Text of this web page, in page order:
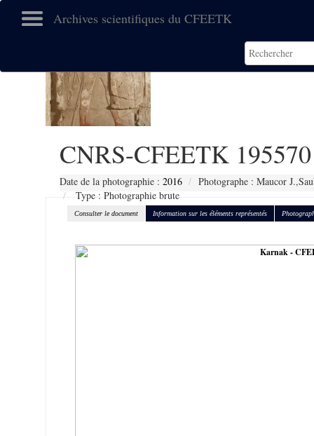
Archives scientifiques du CFEETK
CNRS-CFEETK 195570
Date de la photographie : 2016
Photographe : Maucor
Type : Photographie brute
Consulter le document Information sur les éléments représentés